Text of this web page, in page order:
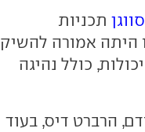
תכניות
היתה אמורה להשיק
כולל נהיגה
הרברט דיס, בעוד